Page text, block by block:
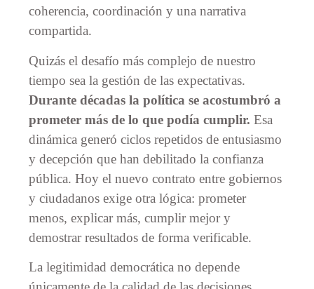
coherencia, coordinación y una narrativa
compartida.
Quizás el desafío más complejo de nuestro
tiempo sea la gestión de las expectativas.
Durante décadas la política se acostumbró a
prometer más de lo que podía cumplir. Esa
dinámica generó ciclos repetidos de entusiasmo
y decepción que han debilitado la confianza
pública. Hoy el nuevo contrato entre gobiernos
y ciudadanos exige otra lógica: prometer
menos, explicar más, cumplir mejor y
demostrar resultados de forma verificable.
La legitimidad democrática no depende